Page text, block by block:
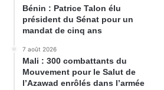
Bénin : Patrice Talon élu
président du Sénat pour un
mandat de cinq ans
7 août 2026
Mali : 300 combattants du
Mouvement pour le Salut de
l’Azawad enrôlés dans l’armée